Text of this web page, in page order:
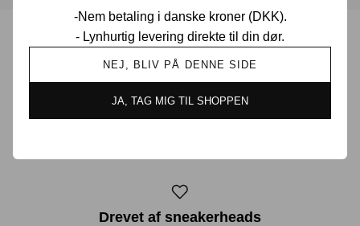
-Nem betaling i danske kroner (DKK).
- Lynhurtig levering direkte til din dør.
NEJ, BLIV PÅ DENNE SIDE
JA, TAG MIG TIL SHOPPEN
Prisgaranti i Danmark
Drevet af sneakerheads